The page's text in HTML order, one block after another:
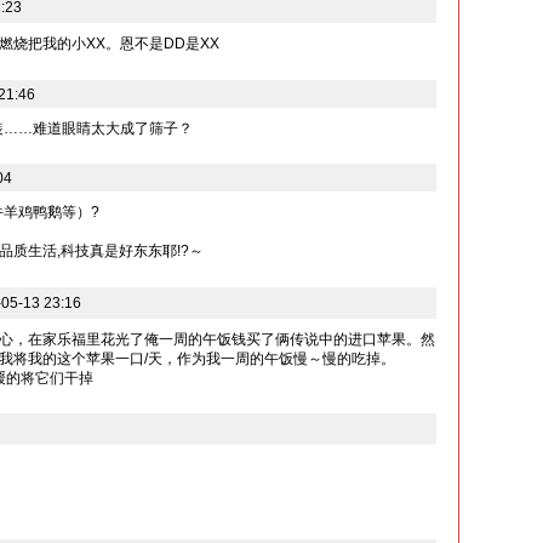
烧把我的小XX。恩不是DD是XX
……难道眼睛太大成了筛子？
鸡鸭鹅等）?
质生活,科技真是好东东耶!?～
13 23:16
，在家乐福里花光了俺一周的午饭钱买了俩传说中的进口苹果。然
将我的这个苹果一口/天，作为我一周的午饭慢～慢的吃掉。
的将它们干掉